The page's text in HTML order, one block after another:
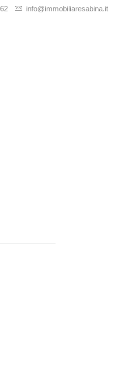
info@immobiliaresabina.it